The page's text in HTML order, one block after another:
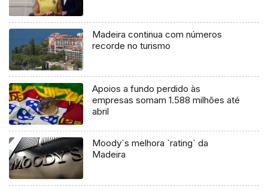
Madeira continua com números
recorde no turismo
Apoios a fundo perdido às
empresas somam 1.588 milhões até
abril
Moody`s melhora `rating` da
Madeira